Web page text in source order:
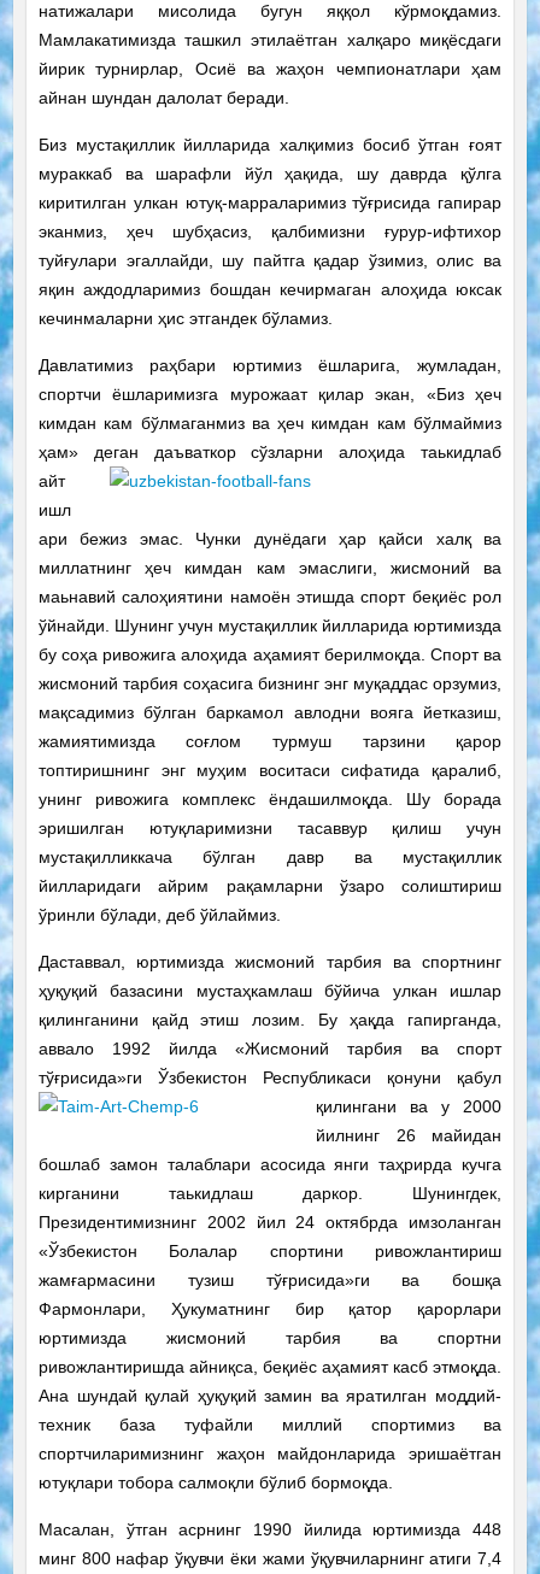
натижалари мисолида бугун яққол кўрмоқдамиз.
Мамлакатимизда ташкил этилаётган халқаро миқёсдаги
йирик турнирлар, Осиё ва жаҳон чемпионатлари ҳам
айнан шундан далолат беради.
Биз мустақиллик йилларида халқимиз босиб ўтган ғоят
мураккаб ва шарафли йўл ҳақида, шу даврда қўлга
киритилган улкан ютуқ-марралари­миз тўғрисида гапирар
эканмиз, ҳеч шубҳасиз, қалбимизни ғурур-ифтихор
туйғулари эгаллайди, шу пайтга қадар ўзимиз, олис ва
яқин аждодларимиз бошдан кечирмаган алоҳида юксак
кечинмаларни ҳис этгандек бўламиз.
Давлатимиз раҳбари юртимиз ёшларига, жумладан,
спортчи ёшларимизга мурожаат қилар экан, «Биз ҳеч
кимдан кам бўлмаганмиз ва ҳеч кимдан кам бўлмаймиз
ҳам» деган даъваткор сўзларни алоҳида таькидлаб
айт
ишл
ари бежиз эмас. Чунки дунёдаги ҳар қайси халқ ва
миллатнинг ҳеч кимдан кам эмаслиги, жисмоний ва
маьнавий салоҳиятини намоён этишда спорт беқиёс рол
ўйнайди. Шунинг учун мустақиллик йилларида юртимизда
бу соҳа ривожига алоҳида аҳамият берилмоқда. Спорт ва
жисмоний тарбия соҳасига бизнинг энг муқаддас орзумиз,
мақсадимиз бўлган баркамол авлодни вояга йетказиш,
жамиятимизда соғлом турмуш тарзини қарор
топтиришнинг энг муҳим воситаси сифатида қаралиб,
унинг ривожига комплекс ёндашилмоқда. Шу борада
эришилган ютуқларимизни тасаввур қилиш учун
мустақилликкача бўлган давр ва мустақиллик
йилларидаги айрим рақамларни ўзаро солиштириш
ўринли бўлади, деб ўйлаймиз.
Даставвал, юртимизда жисмоний тарбия ва спортнинг
ҳуқуқий базасини мустаҳкамлаш бўйича улкан ишлар
қилинганини қайд этиш лозим. Бу ҳақда гапирганда,
аввало 1992 йилда «Жисмоний тарбия ва спорт
тўғрисида»ги Ўзбекистон Республикаси қонуни қабул
қилингани ва у 2000
йилнинг 26 майидан
бошлаб замон талаблари асосида янги таҳрирда кучга
кирганини таькидлаш даркор. Шунингдек,
Президентимизнинг 2002 йил 24 октябрда имзоланган
«Ўзбекистон Болалар спортини ривожлантириш
жамғармасини тузиш тўғрисида»ги ва бошқа
Фармонлари, Ҳукуматнинг бир қатор қарорлари
юртимизда жисмоний тарбия ва спортни
ривожлантиришда айниқса, беқиёс аҳамият касб этмоқда.
Ана шундай қулай ҳуқуқий замин ва яратилган моддий-
техник база туфайли миллий спортимиз ва
спортчиларимизнинг жаҳон майдонларида эришаётган
ютуқлари тобора салмоқли бўлиб бормоқда.
Масалан, ўтган асрнинг 1990 йилида юртимизда 448
минг 800 нафар ўқувчи ёки жами ўқувчиларнинг атиги 7,4